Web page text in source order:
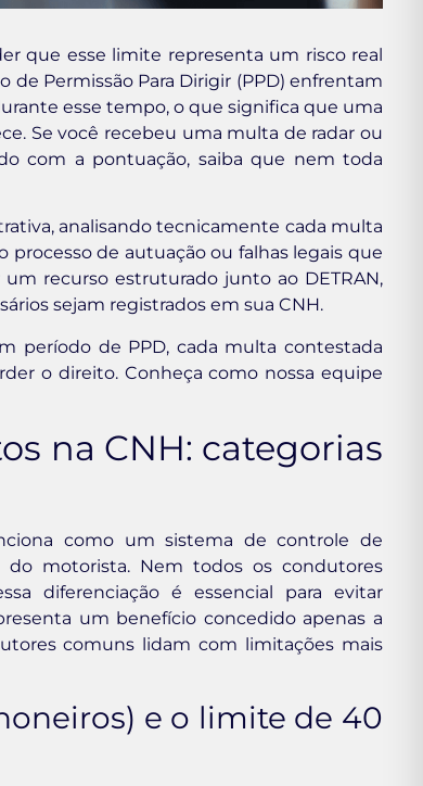
que esse limite representa um risco real
Permissão Para Dirigir (PPD) enfrentam
esse tempo, o que significa que uma
Se você recebeu uma multa de radar ou
com a pontuação, saiba que nem toda
analisando tecnicamente cada multa
processo de autuação ou falhas legais que
recurso estruturado junto ao DETRAN,
sejam registrados em sua CNH.
período de PPD, cada multa contestada
o direito. Conheça como nossa equipe
na CNH: categorias
como um sistema de controle de
motorista. Nem todos os condutores
diferenciação é essencial para evitar
um benefício concedido apenas a
comuns lidam com limitações mais
e o limite de 40